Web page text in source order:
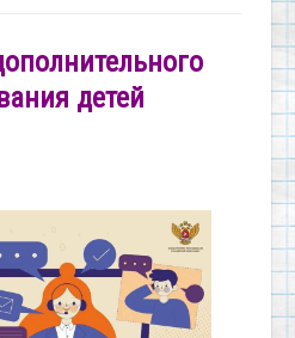
детей